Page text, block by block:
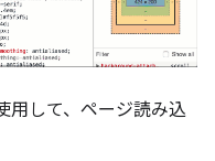
用して、ページ読み込